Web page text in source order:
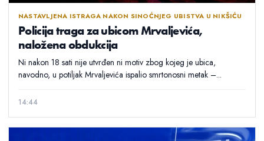
NASTAVLJENA ISTRAGA NAKON SINOĆNJEG UBISTVA U NIKŠIĆU
Policija traga za ubicom Mrvaljevića,
naložena obdukcija
Ni nakon 18 sati nije utvrđen ni motiv zbog kojeg je ubica,
navodno, u potiljak Mrvaljevića ispalio smrtonosni metak –...
14:44